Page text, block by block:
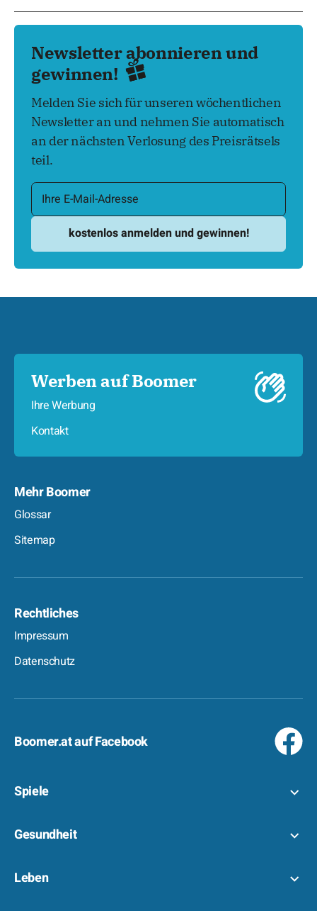
Newsletter abonnieren und
gewinnen!
Melden Sie sich für unseren wöchentlichen
Newsletter an und nehmen Sie automatisch
an der nächsten Verlosung des Preisrätsels
teil.
Werben auf Boomer
Ihre Werbung
Kontakt
Mehr Boomer
Glossar
Sitemap
Rechtliches
Impressum
Datenschutz
Boomer.at auf Facebook
Spiele
Gesundheit
Leben